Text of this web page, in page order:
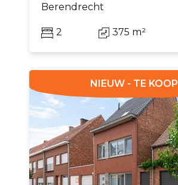
Berendrecht
2 375 m²
NIEUW - TE KOOP